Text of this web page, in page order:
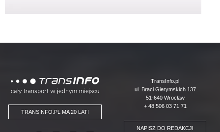
Logo
TRANSINFO.PL MA 20 LAT!
TransInfo.pl
ul. Braci Gierymskich 137
51-640 Wrocław
+ 48 506 03 71 71
NAPISZ DO REDAKCJI